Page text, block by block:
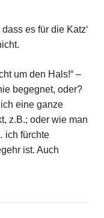
es für die Katz‘
um den Hals!“ –
begegnet, oder?
eine ganze
z.B.; oder wie man
ich fürchte
ist. Auch